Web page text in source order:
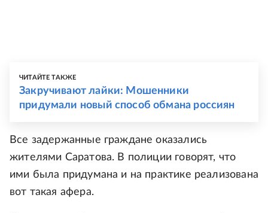
ЧИТАЙТЕ ТАКЖЕ
Закручивают лайки: Мошенники
придумали новый способ обмана россиян
Все задержанные граждане оказались
жителями Саратова. В полиции говорят, что
ими была придумана и на практике реализована
вот такая афера.